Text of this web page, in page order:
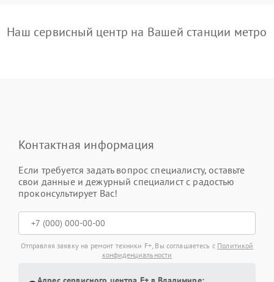
Наш сервисный центр на Вашей станции метро
Контактная информация
Если требуется задать вопрос специалисту, оставьте
свои данные и дежурный специалист с радостью
проконсультирует Вас!
Отправляя заявку на ремонт техники F+, Вы соглашаетесь с Политикой
конфиденциальности